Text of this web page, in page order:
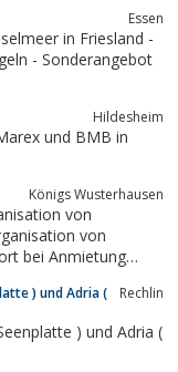
Essen
in Friesland -
- Sonderangebot
Hildesheim
Königs Wusterhausen
von
von
bei Anmietung
) und Adria (
Rechlin
) und Adria (